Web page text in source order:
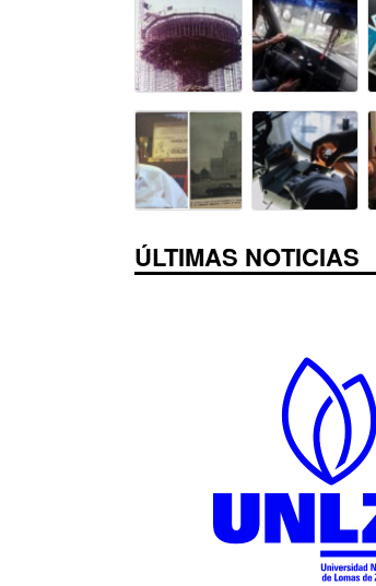
ÚLTIMAS NOTICIAS